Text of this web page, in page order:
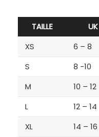
TAILLE UK
XS
6 – 8
S
8 -10
M
10 – 12
L
12 – 14
XL
14 – 16